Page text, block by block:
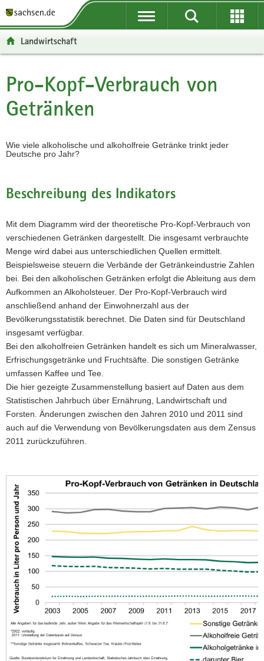
t
ü
b
e
g
r
f
n
d
e
N
a
v
i
g
a
t
i
o
n
t
n
a
v
g
a
o
p
n
h
a
t
t
e
I
n
o
r
t
o
n
t
-
B
e
e
i
Landwirtschaft
Hauptinhalt
Pro-Kopf-Verbrauch von
Getränken
Wie viele alkoholische und alkoholfreie Getränke trinkt jeder
Deutsche pro Jahr?
Beschreibung des Indikators
Mit dem Diagramm wird der theoretische Pro-Kopf-Verbrauch von
verschiedenen Getränken dargestellt. Die insgesamt verbrauchte
Menge wird dabei aus unterschiedlichen Quellen ermittelt.
Beispielsweise steuern die Verbände der Getränkeindustrie Zahlen
bei. Bei den alkoholischen Getränken erfolgt die Ableitung aus dem
Aufkommen an Alkoholsteuer. Der Pro-Kopf-Verbrauch wird
anschließend anhand der Einwohnerzahl aus der
Bevölkerungsstatistik berechnet. Die Daten sind für Deutschland
insgesamt verfügbar.
Bei den alkoholfreien Getränken handelt es sich um Mineralwasser,
Erfrischungsgetränke und Fruchtsäfte. Die sonstigen Getränke
umfassen Kaffee und Tee.
Die hier gezeigte Zusammenstellung basiert auf Daten aus dem
Statistischen Jahrbuch über Ernährung, Landwirtschaft und
Forsten. Änderungen zwischen den Jahren 2010 und 2011 sind
auch auf die Verwendung von Bevölkerungsdaten aus dem Zensus
2011 zurückzuführen.